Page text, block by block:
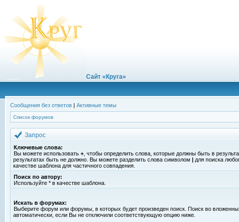
Сайт «Круга»
Сообщения без ответов | Активные темы
Список форумов
Запрос
Ключевые слова:
Вы можете использовать + , чтобы определить слова, которые должны быть в
результатах быть не должно. Вы можете разделить слова символом | для поиска
качестве шаблона для частичного совпадения.
Поиск по автору:
Используйте * в качестве шаблона.
Искать в форумах:
Выберите форум или форумы, в которых будет произведен поиск. Поиск во
автоматически, если Вы не отключили соответствующую опцию ниже.